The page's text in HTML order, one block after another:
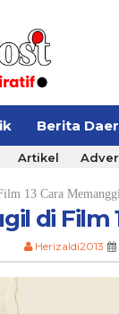
Berita
Artikel
13 Cara
di Film
Herizaldi2013